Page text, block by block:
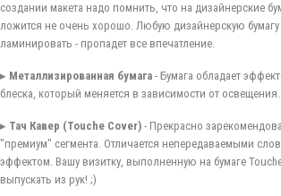
создании макета надо помнить, что на дизайнерские
ложится не очень хорошо. Любую дизайнерскую бумагу
ламинировать - пропадет все впечатление.
▸ Металлизированная бумага - Бумага обладает
блеска, который меняется в зависимости от освещения.
▸ Тач Кавер (Touche Cover) - Прекрасно
"премиум" сегмента. Отличается непередаваемыми
эффектом. Вашу визитку, выполненную на бумаге
выпускать из рук! ;)